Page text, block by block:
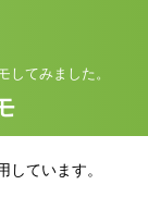
てみました。
ています。